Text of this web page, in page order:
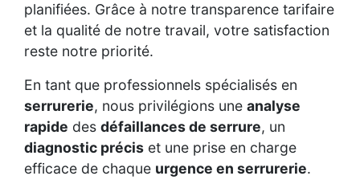
planifiées. Grâce à notre transparence tarifaire
et la qualité de notre travail, votre satisfaction
reste notre priorité.
En tant que professionnels spécialisés en
serrurerie, nous privilégions une analyse
rapide des défaillances de serrure, un
diagnostic précis et une prise en charge
efficace de chaque urgence en serrurerie.